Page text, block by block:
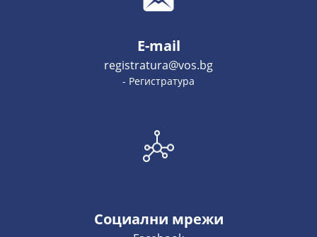
E-mail
registratura@vos.bg
- Регистратура
Социални мрежи